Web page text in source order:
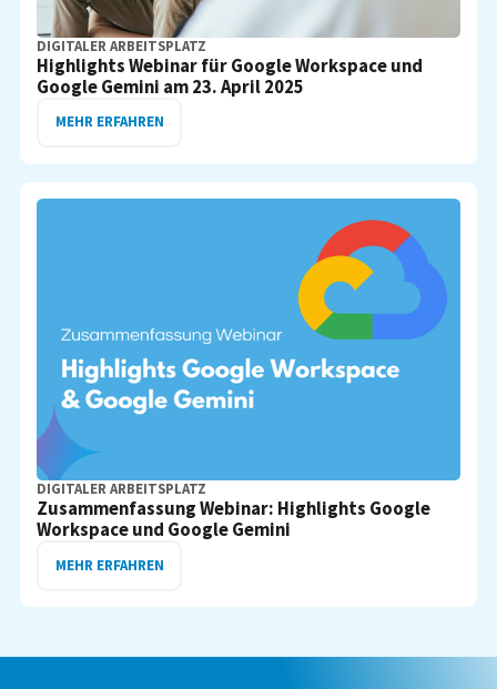
DIGITALER ARBEITSPLATZ
Highlights Webinar für Google Workspace und
Google Gemini am 23. April 2025
MEHR ERFAHREN
DIGITALER ARBEITSPLATZ
Zusammenfassung Webinar: Highlights Google
Workspace und Google Gemini
MEHR ERFAHREN